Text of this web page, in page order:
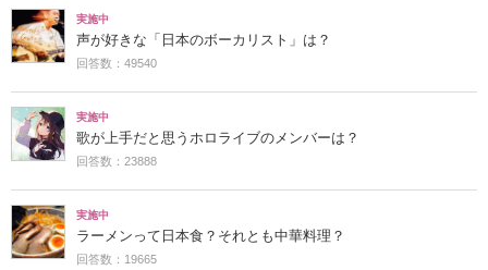
実施中
声が好きな「日本のボーカリスト」は？
回答数：49540
実施中
歌が上手だと思うホロライブのメンバーは？
回答数：23888
実施中
ラーメンって日本食？それとも中華料理？
回答数：19665